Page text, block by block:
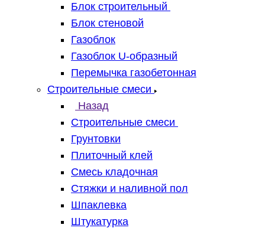
Блок строительный
Блок стеновой
Газоблок
Газоблок U-образный
Перемычка газобетонная
Строительные смеси
Назад
Строительные смеси
Грунтовки
Плиточный клей
Смесь кладочная
Стяжки и наливной пол
Шпаклевка
Штукатурка